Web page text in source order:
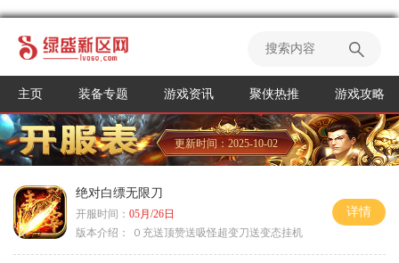
主页 装备专题 游戏资讯 聚侠热推 游戏攻略
更新时间：2025-10-02
绝对白缥无限刀
开服时间： 05月/26日
版本介绍：
０充送顶赞送吸怪超变刀送变态挂机
详情